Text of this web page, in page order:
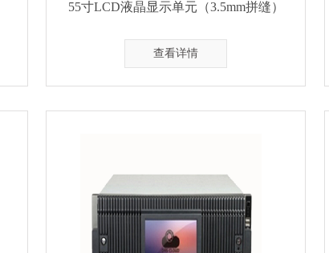
55寸LCD液晶显示单元（3.5mm拼缝）
查看详情